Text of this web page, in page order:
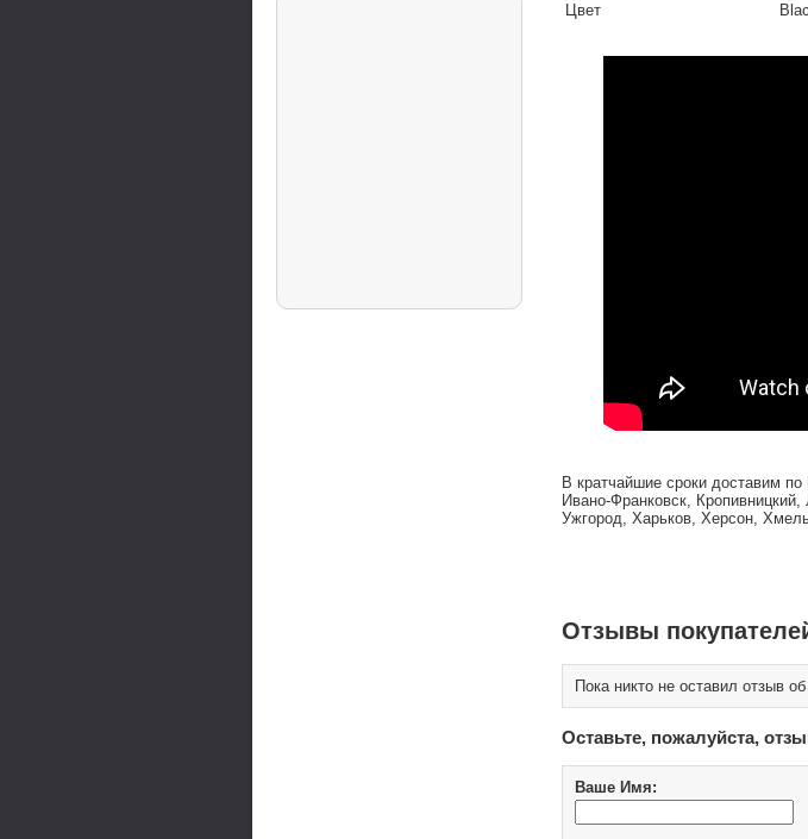
Цвет
В кратчайшие сроки доставим
Ивано-Франковск,
Ужгород, Харьков, Херсон,
Отзывы
Пока никто не оставил отзыв
Оставьте, пожалуйста,
Ваше Имя: